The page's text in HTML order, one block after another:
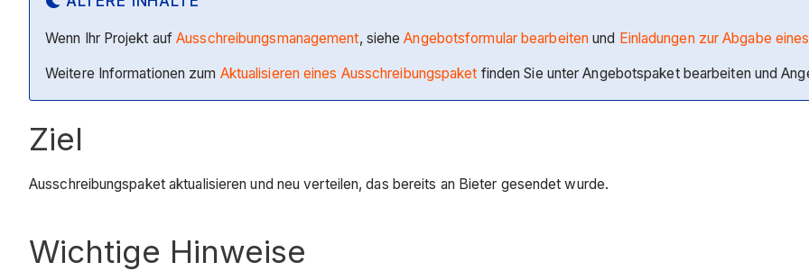
Wenn Ihr Projekt aufAusschreibungsmanagement, sieheAngebotsformular bearbeiten und Einladungen zur Abgabe
Weitere Informationen zum Aktualisieren eines Ausschreibungspaket finden Sie unter Angebotspaket bearbeiten und
Ziel
Ausschreibungspaket aktualisieren und neu verteilen, das bereits an Bieter gesendet wurde.
Wichtige Hinweise